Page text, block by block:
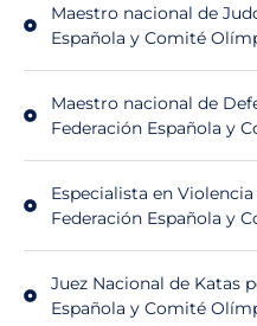
Maestro nacional de
Española y Comité
Maestro nacional de
Federación Española y
Especialista en
Federación Española y
Juez Nacional de Katas
Española y Comité